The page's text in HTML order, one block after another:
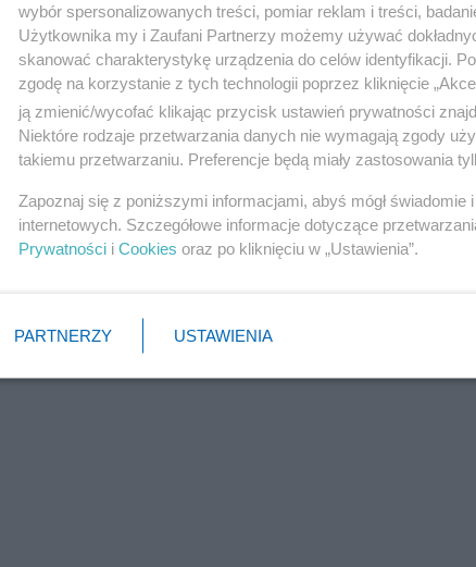
Reklama
wybór spersonalizowanych treści, pomiar reklam i treści,
Użytkownika my i Zaufani Partnerzy możemy używać
skanować charakterystykę urządzenia do celów identyfikacji.
zgodę na korzystanie z tych technologii poprzez kliknięcie
ją zmienić/wycofać klikając przycisk ustawień prywatności
Niektóre rodzaje przetwarzania danych nie wymagają zgody
takiemu przetwarzaniu. Preferencje będą miały zastosowania
Zapoznaj się z poniższymi informacjami, abyś mógł
internetowych. Szczegółowe informacje dotyczące
Prywatności i Cookies oraz po kliknięciu w „Ustawienia”.
PARTNERZY USTAWIENIA